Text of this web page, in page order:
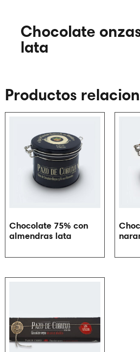
Chocolate
lata
Productos
Chocolate 75% con
almendras lata